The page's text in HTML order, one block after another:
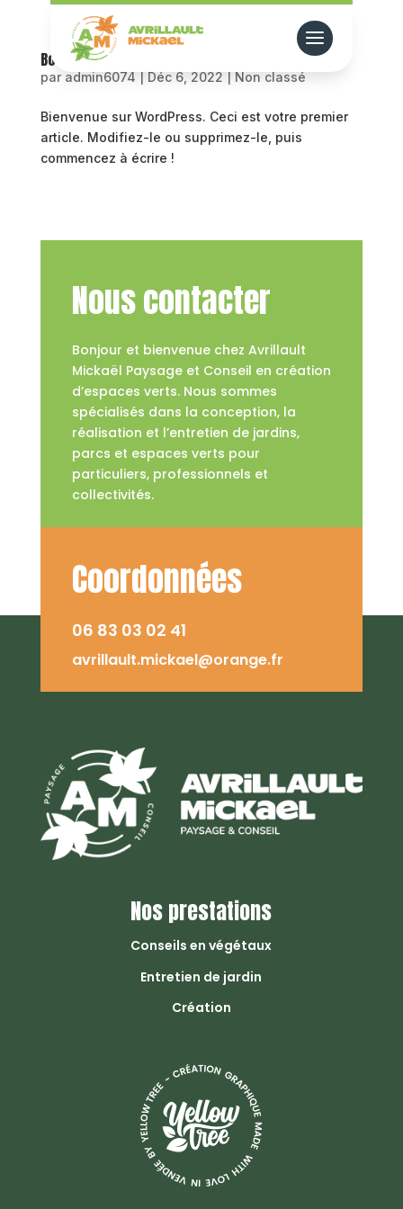
Bonjour tout le monde !
par admin6074|Déc 6, 2022|Non classé
Bienvenue sur WordPress. Ceci est votre premier
article. Modifiez-le ou supprimez-le, puis
commencez à écrire !
Nous contacter
Bonjour et bienvenue chez Avrillault
Mickaël Paysage et Conseil en création
d’espaces verts. Nous sommes
spécialisés dans la conception, la
réalisation et l’entretien de jardins,
parcs et espaces verts pour
particuliers, professionnels et
collectivités.
Coordonnées
06 83 03 02 41
avrillault.mickael@orange.fr
Nos prestations
Conseils en végétaux
Entretien de jardin
Création